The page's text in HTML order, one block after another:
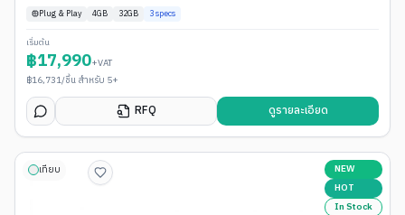
Plug & Play 4GB 32GB 3specs
เริ่มต้น
฿17,990+VAT
฿16,731/ชิ้น สำหรับ 5+
RFQ ดูรายละเอียด
เทียบ
NEW
HOT
In Stock